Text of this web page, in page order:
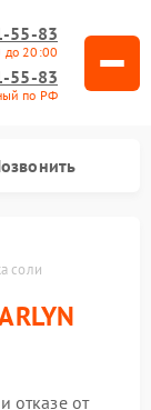
55-83
до 20:00
55-83
по РФ
соли
отказе от